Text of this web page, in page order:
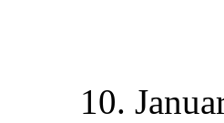
10.